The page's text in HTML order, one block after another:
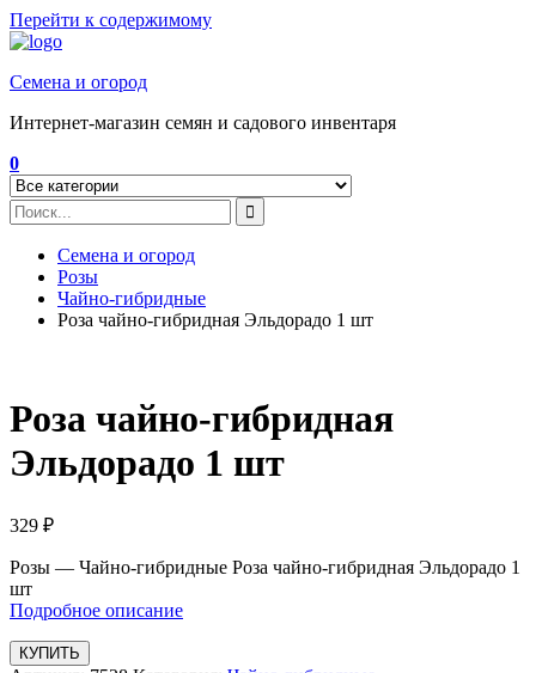
Перейти к содержимому
Семена и огород
Интернет-магазин семян и садового инвентаря
0
Семена и огород
Розы
Чайно-гибридные
Роза чайно-гибридная Эльдорадо 1 шт
Роза чайно-гибридная
Эльдорадо 1 шт
329 ₽
Розы — Чайно-гибридные Роза чайно-гибридная Эльдорадо 1
шт
Подробное описание
КУПИТЬ